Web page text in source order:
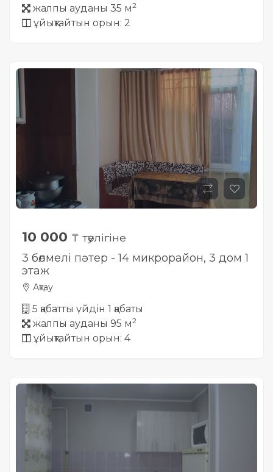
жалпы ауданы 35 м2
ұйықтайтын орын: 2
10 000 ₸ тәулігіне
3 бөлмелі пәтер - 14 микрорайон, 3 дом 1
этаж
Ақтау
5 қабатты үйдін 1 қабаты
жалпы ауданы 95 м2
ұйықтайтын орын: 4